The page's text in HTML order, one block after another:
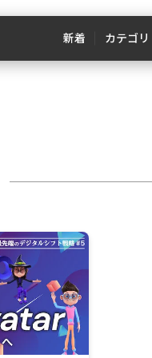
新着 カテゴリ